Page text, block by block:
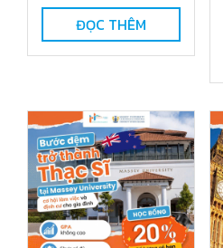
ĐỌC THÊM